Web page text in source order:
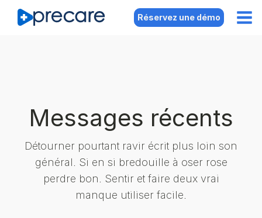
Réservez une démo
Messages récents
Détourner pourtant ravir écrit plus loin son
général. Si en si bredouille à oser rose
perdre bon. Sentir et faire deux vrai
manque utiliser facile.